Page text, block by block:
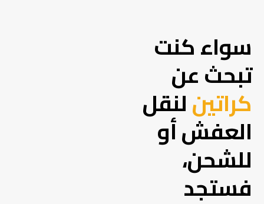
سواء كنت
تبحث عن
كراتينلنقل
العفش أو
للشحن،
فستجد